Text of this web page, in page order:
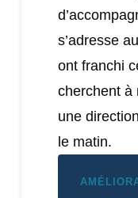
s’adresse
ont franchi
cherchent à
une
le matin.